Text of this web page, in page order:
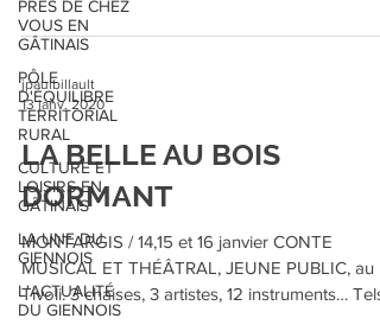
PRÉS DE CHEZ
VOUS EN
GÂTINAIS
PÔLE
D'ÉQUILIBRE
TERRITORIAL
RURAL
CULTURE ET
LOISIRS EN
GÂTINAIS
LA UNE DU
GIENNOIS
L'ACTUALITÉ
DU GIENNOIS
jpaulbillault
13 janv. 2020
LA BELLE AU BOIS
DORMANT
MONTARGIS / 14,15 et 16 janvier CONTE
MUSICAL ET THÉÂTRAL, JEUNE PUBLIC, au
Tivoli. 3 chaises, 3 artistes, 12 instruments… Tels
sont les...